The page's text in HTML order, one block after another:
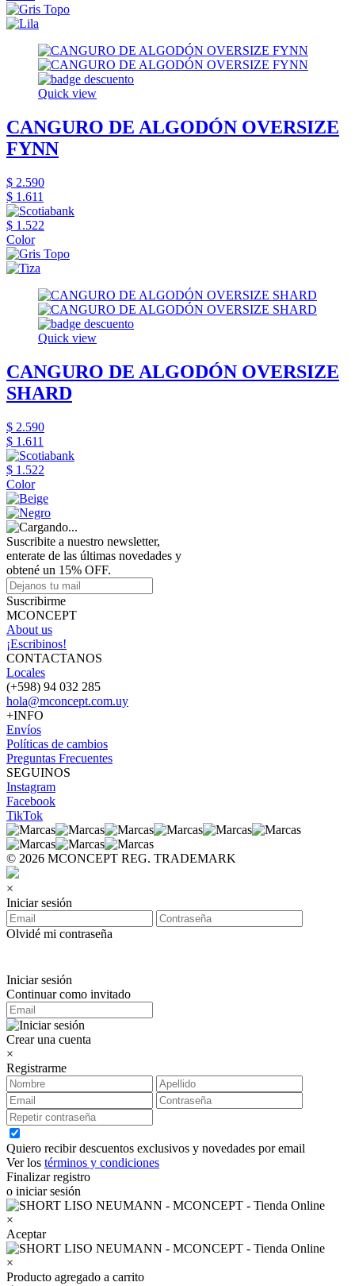
Quick view
CANGURO DE ALGODÓN OVERSIZE
FYNN
$ 2.590
$ 1.611
$ 1.522
Color
Quick view
CANGURO DE ALGODÓN OVERSIZE
SHARD
$ 2.590
$ 1.611
$ 1.522
Color
Suscribite a nuestro newsletter,
enterate de las últimas novedades y
obtené un 15% OFF.
Suscribirme
MCONCEPT
About us
¡Escribinos!
CONTACTANOS
Locales
(+598) 94 032 285
hola@mconcept.com.uy
+INFO
Envíos
Políticas de cambios
Preguntas Frecuentes
SEGUINOS
Instagram
Facebook
TikTok
© 2026 MCONCEPT REG. TRADEMARK
×
Iniciar sesión
Olvidé mi contraseña
Iniciar sesión
Continuar como invitado
Crear una cuenta
×
Registrarme
Quiero recibir descuentos exclusivos y novedades por email
Ver los términos y condiciones
Finalizar registro
o iniciar sesión
×
Aceptar
×
Producto agregado a carrito